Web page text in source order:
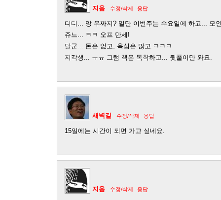
지음 수정/삭제 응답
디디... 앙 우짜지? 일단 이번주는 수요일에 하고... 모
쥬느... ㅋㅋ 오프 만세!
달군... 돈은 없고, 욕심은 많고.ㅋㅋㅋ
지각생... ㅠㅠ 그럼 책은 독학하고... 뒷풀이만 와요.
새벽길 수정/삭제 응답
15일에는 시간이 되면 가고 싶네요.
지음 수정/삭제 응답